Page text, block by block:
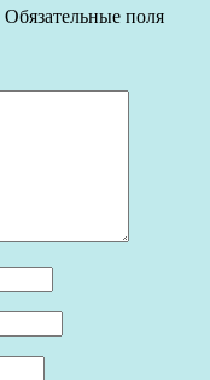
Обязательные поля